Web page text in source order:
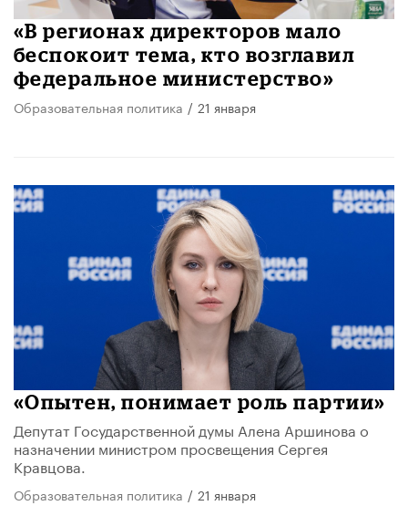
«В регионах директоров мало
беспокоит тема, кто возглавил
федеральное министерство»
Образовательная политика / 21 января
«Опытен, понимает роль партии»
Депутат Государственной думы Алена Аршинова о
назначении министром просвещения Сергея
Кравцова.
Образовательная политика / 21 января